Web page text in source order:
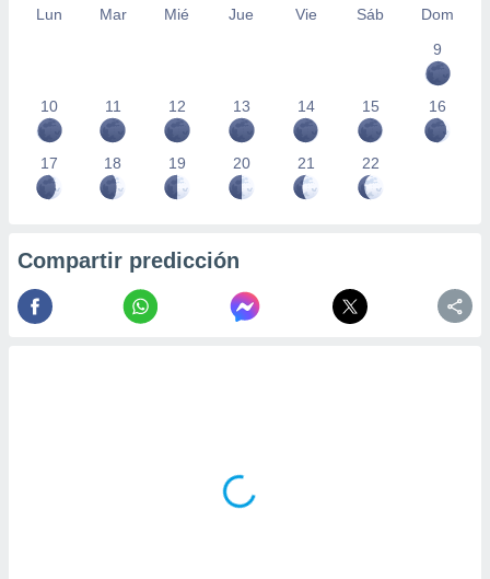
Lun Mar Mié Jue Vie Sáb
Dom
9
10 11 12 13 14 15 16
17 18 19 20 21 22
Compartir predicción